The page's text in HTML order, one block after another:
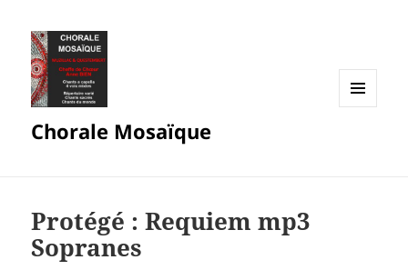
Chorale Mosaïque
Protégé : Requiem mp3
Sopranes